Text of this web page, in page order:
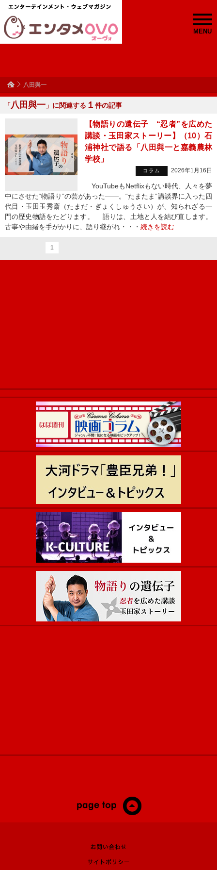
MENU
八田與一
「八田與一 」に関連する １ 件の記事
【物語りの遺伝子 “忍者”を広めた
講談・玉田家ストーリー】（10）石
浦神社で語る「八田與一と嘉義農林
学校」
コラム 2026年1月16日
YouTubeもNetflixもない時代、人々を夢
中にさせた“物語り”の芸があった——。“たまたま”講談界に入った四
代目・玉田玉秀斎（たまだ・ぎょくしゅうさい）が、知られざる一
門の歴史物語をたどります。 語りは、土地と人を結び直します。
古事や由緒を手がかりに、語り継がれ・・・ 続きを読む
1